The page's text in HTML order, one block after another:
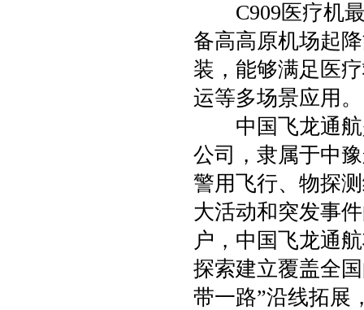
C909医疗机最
备高高原机场起
装，能够满足医
运等多场景应用。
中国飞龙通航
公司，隶属于中
警用飞行、物探
大活动和突发事
户，中国飞龙通
探索建立覆盖全
带一路”沿线拓展